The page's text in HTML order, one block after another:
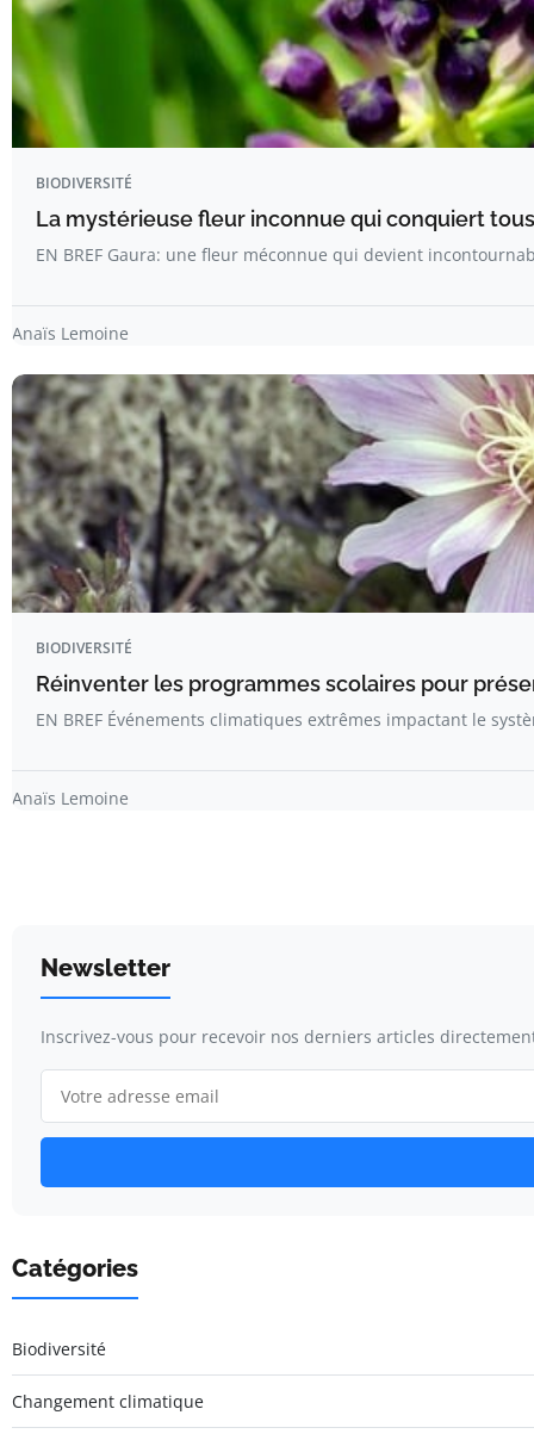
BIODIVERSITÉ
La mystérieuse fleur inconnue qui conquiert
EN BREF Gaura: une fleur méconnue qui devient
Anaïs Lemoine
BIODIVERSITÉ
Réinventer les programmes scolaires pour
EN BREF Événements climatiques extrêmes impactant le
Anaïs Lemoine
Newsletter
Inscrivez-vous pour recevoir nos derniers articles
Catégories
Biodiversité
Changement climatique